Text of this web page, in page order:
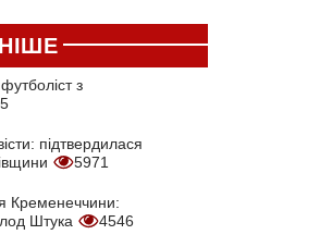
з
підтвердилася
5971
Кременеччини:
Штука
4546